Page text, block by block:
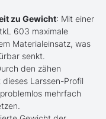
zu Gewicht: Mit einer
603 maximale
Materialeinsatz, was
senkt.
den zähen
Larssen-Profil
mehrfach